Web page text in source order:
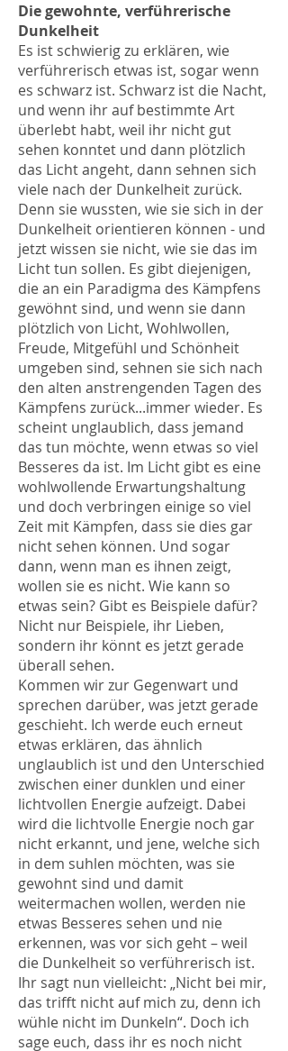
Die gewohnte, verführerische
Dunkelheit
Es ist schwierig zu erklären, wie
verführerisch etwas ist, sogar wenn
es schwarz ist. Schwarz ist die Nacht,
und wenn ihr auf bestimmte Art
überlebt habt, weil ihr nicht gut
sehen konntet und dann plötzlich
das Licht angeht, dann sehnen sich
viele nach der Dunkelheit zurück.
Denn sie wussten, wie sie sich in der
Dunkelheit orientieren können - und
jetzt wissen sie nicht, wie sie das im
Licht tun sollen. Es gibt diejenigen,
die an ein Paradigma des Kämpfens
gewöhnt sind, und wenn sie dann
plötzlich von Licht, Wohlwollen,
Freude, Mitgefühl und Schönheit
umgeben sind, sehnen sie sich nach
den alten anstrengenden Tagen des
Kämpfens zurück...immer wieder. Es
scheint unglaublich, dass jemand
das tun möchte, wenn etwas so viel
Besseres da ist. Im Licht gibt es eine
wohlwollende Erwartungshaltung
und doch verbringen einige so viel
Zeit mit Kämpfen, dass sie dies gar
nicht sehen können. Und sogar
dann, wenn man es ihnen zeigt,
wollen sie es nicht. Wie kann so
etwas sein? Gibt es Beispiele dafür?
Nicht nur Beispiele, ihr Lieben,
sondern ihr könnt es jetzt gerade
überall sehen.
Kommen wir zur Gegenwart und
sprechen darüber, was jetzt gerade
geschieht. Ich werde euch erneut
etwas erklären, das ähnlich
unglaublich ist und den Unterschied
zwischen einer dunklen und einer
lichtvollen Energie aufzeigt. Dabei
wird die lichtvolle Energie noch gar
nicht erkannt, und jene, welche sich
in dem suhlen möchten, was sie
gewohnt sind und damit
weitermachen wollen, werden nie
etwas Besseres sehen und nie
erkennen, was vor sich geht – weil
die Dunkelheit so verführerisch ist.
Ihr sagt nun vielleicht: „Nicht bei mir,
das trifft nicht auf mich zu, denn ich
wühle nicht im Dunkeln“. Doch ich
sage euch, dass ihr es noch nicht